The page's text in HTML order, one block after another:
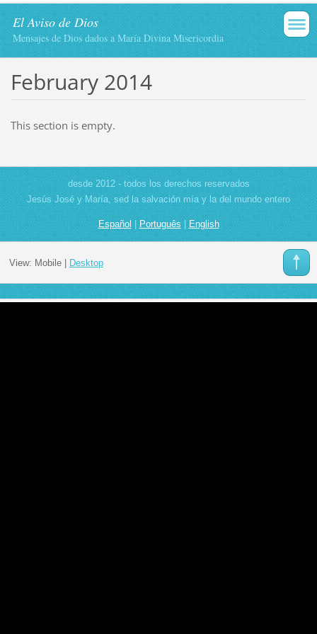
El Aviso de Dios
Mensajes de Dios dados a María Divina Misericordia
February 2014
This section is empty.
desde 2012 - todos los derechos reservados
Jesús José y María, sed la salvación mía y la del mundo entero
Español |Português|English
View: Mobile| Desktop